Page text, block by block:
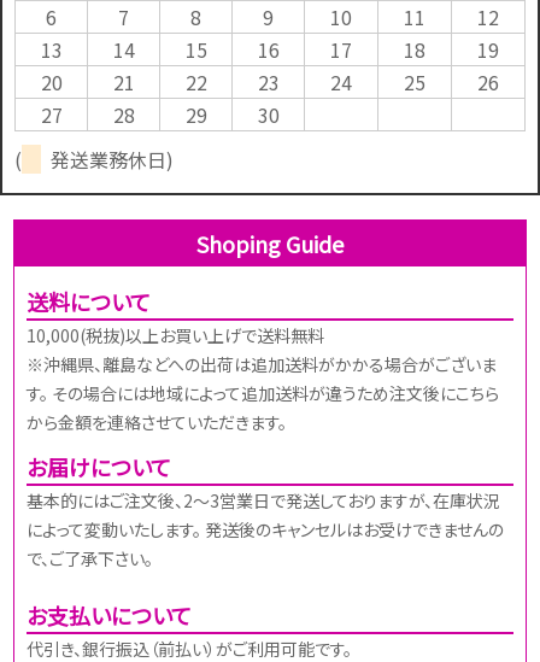
6
7 8 9 10 11
12
13
14 15 16 17 18
19
20
21 22 23 24 25
26
27
28 29
30
(
発送業務休日)
Shoping Guide
送料について
10,000(税抜)以上お買い上げで送料無料
※沖縄県、離島などへの出荷は追加送料がかかる場合がございま
す。 その場合には地域によって追加送料が違うため注文後にこちら
から金額を連絡させていただきます。
お届けについて
基本的にはご注文後、2～3営業日で発送しておりますが、在庫状況
によって変動いたします。 発送後のキャンセルはお受けできませんの
で、ご了承下さい。
お支払いについて
代引き、銀行振込（前払い）がご利用可能です。